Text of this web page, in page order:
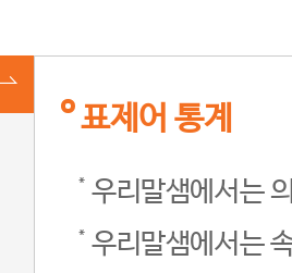
표제어 통계
우리말샘에서는
우리말샘에서는